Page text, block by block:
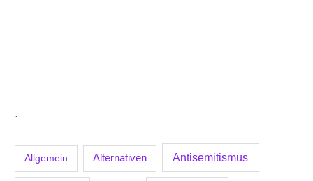
.
Allgemein Alternativen Antisemitismus